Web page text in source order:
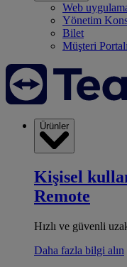
Web
Yönetim
Bilet
Müşteri Portalı
Ürünler
Kişisel
Remote
Hızlı ve güvenli
Daha fazla bilgi alın